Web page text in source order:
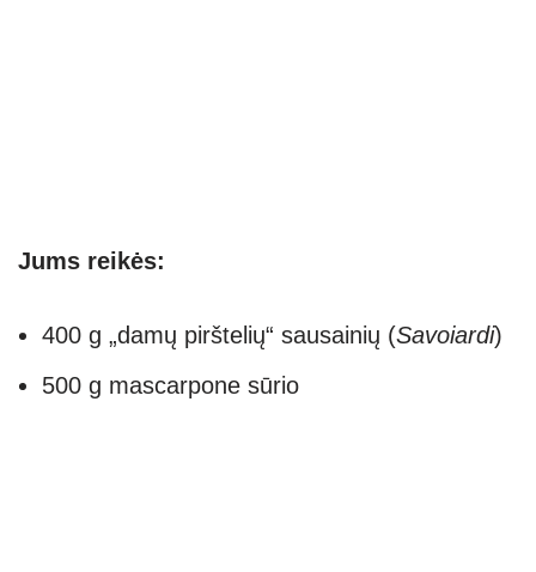
Jums reikės:
400 g „damų pirštelių“ sausainių (Savoiardi)
500 g mascarpone sūrio